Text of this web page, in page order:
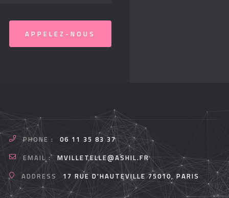
APPELEZ-NOUS
PHONE :
06 11 35 83 37
EMAIL :
MVILLETELLE@ASHIL.FR
ADDRESS
17 RUE D'HAUTEVILLE 75010, PARIS